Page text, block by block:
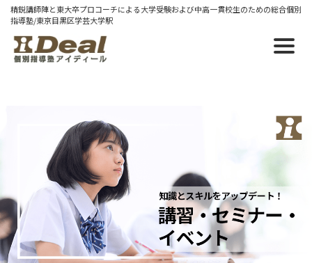
精鋭講師陣と東大卒プロコーチによる大学受験および中高一貫校生のための総合個別
指導塾/東京目黒区学芸大学駅
２月体験授業WEEK開催【2/2～
2/14】
２月２日（月）～２月１４日（土）の期間、「体験授
業WEEK」として銘打って体験授業のご予約を事前に
承ります。